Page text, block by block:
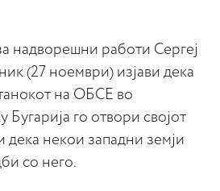
надворешни работи Сергеј
(27 ноември) изјави дека
на ОБСЕ во
Бугарија го отвори својот
дека некои западни земји
со него.